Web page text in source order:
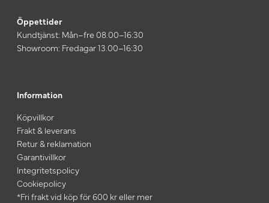
Öppettider
Kundtjänst: Mån–fre 08.00–16:30
Showroom: Fredagar 13.00–16:30
Information
Köpvillkor
Frakt & leverans
Retur & reklamation
Garantivillkor
Integritetspolicy
Cookiepolicy
*Fri frakt vid köp för 600 kr eller mer